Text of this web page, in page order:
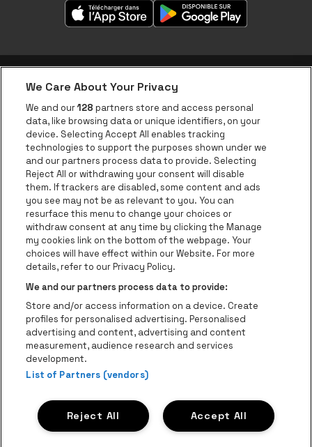
Application be•at
be•at Corporate
be•at Business
Groupes
Helpcenter
Contact
Instagram
Facebook
Threads
TiktokYoutube
Be•at Tickets fait partie de be•at
be•at Tickets
Schijnpoortweg 119, 2170 Anvers
Be-At Venues
Schijnpoortweg 119, 2170 Anvers
BTW (BE) 0461.051.688 - RPR Antwerpen
BNP Paribas Fortis - IBAN: BE93 2200 4925 0067 - BIC:
GEBABEBB
ProclaimerCookiesManage my cookiesPrivacy
We Care About Your Privacy
We and our128 partners store and access personal
data, like browsing data or unique identifiers, on your
device. Selecting Accept All enables tracking
technologies to support the purposes shown under we
and our partners process data to provide. Selecting
Reject All or withdrawing your consent will disable
them. If trackers are disabled, some content and ads
you see may not be as relevant to you. You can
resurface this menu to change your choices or
withdraw consent at any time by clicking the Manage
my cookies link on the bottom of the webpage. Your
choices will have effect within our Website. For more
details, refer to our Privacy Policy.
We and our partners process data to provide:
Store and/or access information on a device. Create
profiles for personalised advertising. Personalised
advertising and content, advertising and content
measurement, audience research and services
development.
List of Partners (vendors)
Accept All
Reject All